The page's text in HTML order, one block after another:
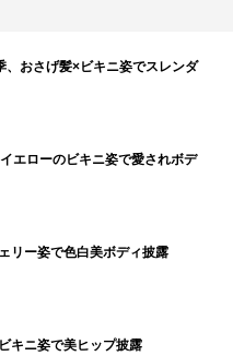
おさげ髪×ビキニ姿でスレンダ
エローのビキニ姿で愛されボデ
リー姿で色白美ボディ披露
キニ姿で美ヒップ披露